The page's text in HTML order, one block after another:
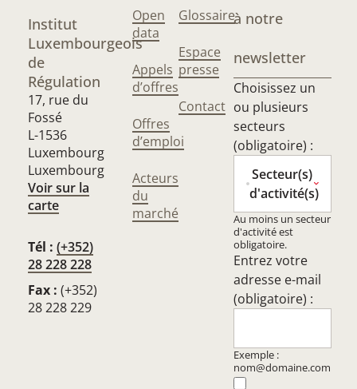
Institut
Luxembourgeois
de
Régulation
17, rue du
Fossé
L-1536
Luxembourg
Luxembourg
Voir sur la
carte
Tél : (+352)
28 228 228
Fax : (+352)
28 228 229
Open
data
Appels
d’offres
Offres
d’emploi
Acteurs
du
marché
Glossaire
Espace
presse
Contact
à notre
newsletter
Choisissez un
ou plusieurs
secteurs
(obligatoire) :
Secteur(s)
d'activité(s)
Au moins un secteur
d'activité est
obligatoire.
Entrez votre
adresse e-mail
(obligatoire) :
Exemple :
nom@domaine.com